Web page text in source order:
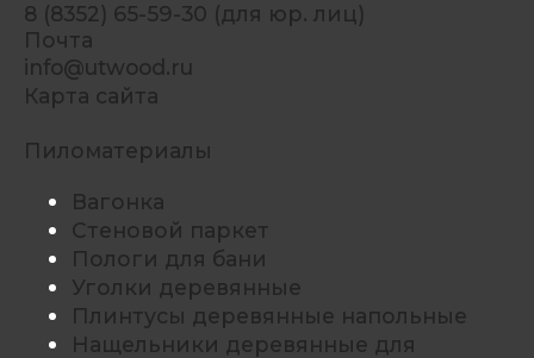
8 (8352) 65-59-30 (для юр. лиц)
Почта
info@utwood.ru
Карта сайта
Пиломатериалы
Вагонка
Стеновой паркет
Пологи для бани
Уголки деревянные
Плинтусы деревянные напольные
Нащельники деревянные для